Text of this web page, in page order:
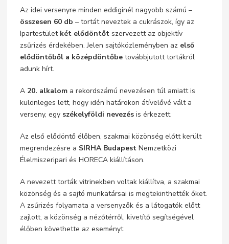
Az idei versenyre minden eddiginél nagyobb számú –
összesen 60 db – tortát neveztek a cukrászok, így az
Ipartestület két elődöntőt szervezett az objektív
zsűrizés érdekében. Jelen sajtóközleményben az első
elődöntőből a középdöntőbe továbbjutott tortákról
adunk hírt.
A 20. alkalom a rekordszámú nevezésen túl amiatt is
különleges lett, hogy idén határokon átívelővé vált a
verseny, egy székelyföldi nevezés is érkezett.
Az első elődöntő élőben, szakmai közönség előtt került
megrendezésre a SIRHA Budapest Nemzetközi
Élelmiszeripari és HORECA kiállításon.
A nevezett torták vitrinekben voltak kiállítva, a szakmai
közönség és a sajtó munkatársai is megtekinthették őket.
A zsűrizés folyamata a versenyzők és a látogatók előtt
zajlott, a közönség a nézőtérről, kivetítő segítségével
élőben követhette az eseményt.